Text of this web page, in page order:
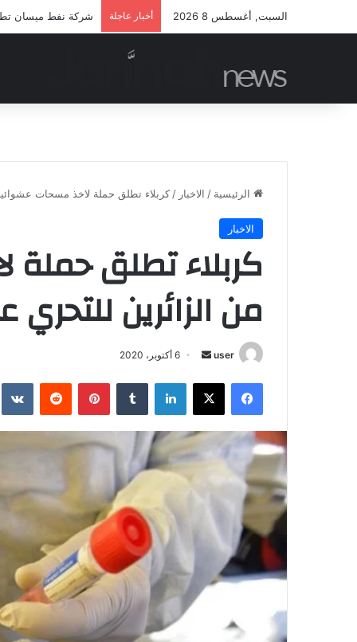
السبت, أغسطس 8 2026 أخبار عاجلة شركة نفط ميسان تطلق
الرئيسية / الاخبار / كربلاء تطلق حملة لاخذ مسحات
الاخبار
كربلاء تطلق
من الزائرين
user
أرسل 6 أكتوبر، 2020
فيسبوك ‫X لينكدإن بينتيريست